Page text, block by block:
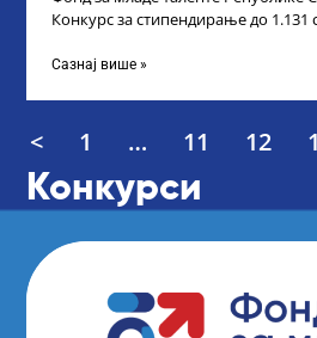
Конкурс за стипендирање до 1.131
Сазнај више »
< 1 … 11 12
Конкурси